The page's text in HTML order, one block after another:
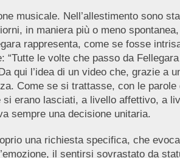
musicale. Nell’allestimento sono
in maniera più o meno
rappresenta, come se fosse
le volte che passo da
qui l’idea di un video che, grazie a
Come se si trattasse, con le
erano lasciati, a livello affettivo, a
sempre una decisione unitaria.
una richiesta specifica, che
il sentirsi sovrastato da